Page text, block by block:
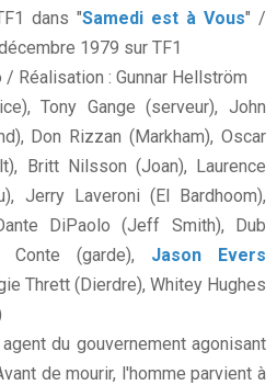
dans "Samedi est à Vous" /
1979 sur TF1
Réalisation : Gunnar Hellström
Tony Gange (serveur), John
Don Rizzan (Markham), Oscar
Britt Nilsson (Joan), Laurence
Jerry Laveroni (El Bardhoom),
DiPaolo (Jeff Smith), Dub
Conte (garde), Jason Evers
Thrett (Dierdre), Whitey Hughes
du gouvernement agonisant
de mourir, l'homme parvient à